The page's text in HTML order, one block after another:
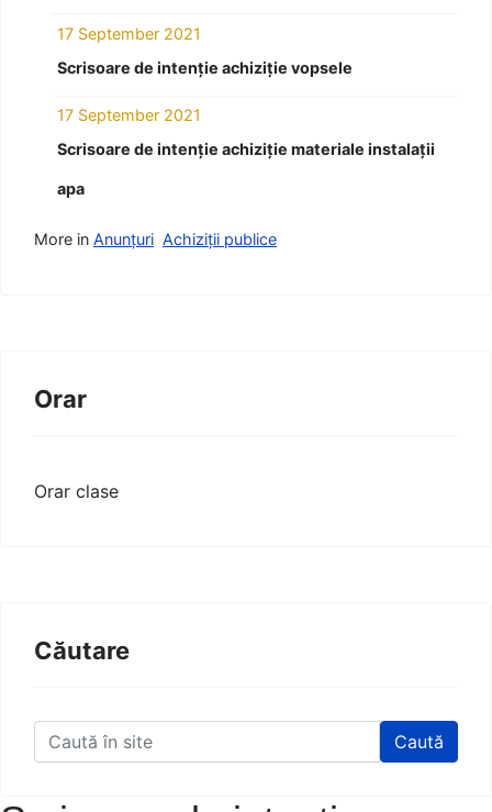
17 September 2021
Scrisoare de intenție achiziție vopsele
17 September 2021
Scrisoare de intenție achiziție materiale instalații
apa
More in Anunțuri Achiziții publice
Orar
Orar clase
Căutare
Caută